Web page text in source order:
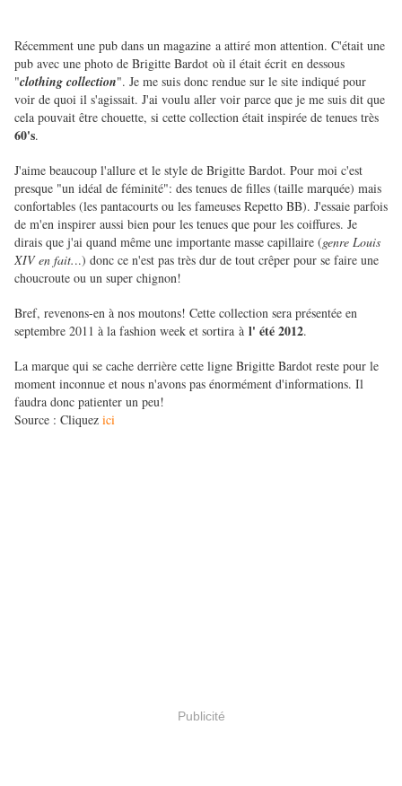
Récemment une pub dans un magazine a attiré mon attention. C'était une
pub avec une photo de Brigitte Bardot où il était écrit en dessous
"clothing collection". Je me suis donc rendue sur le site indiqué pour
voir de quoi il s'agissait. J'ai voulu aller voir parce que je me suis dit que
cela pouvait être chouette, si cette collection était inspirée de tenues très
60's.
J'aime beaucoup l'allure et le style de Brigitte Bardot. Pour moi c'est
presque "un idéal de féminité": des tenues de filles (taille marquée) mais
confortables (les pantacourts ou les fameuses Repetto BB). J'essaie parfois
de m'en inspirer aussi bien pour les tenues que pour les coiffures. Je
dirais que j'ai quand même une importante masse capillaire (genre Louis
XIV en fait...) donc ce n'est pas très dur de tout crêper pour se faire une
choucroute ou un super chignon!
Bref, revenons-en à nos moutons! Cette collection sera présentée en
septembre 2011 à la fashion week et sortira à l' été 2012.
La marque qui se cache derrière cette ligne Brigitte Bardot reste pour le
moment inconnue et nous n'avons pas énormément d'informations. Il
faudra donc patienter un peu!
Source : Cliquez ici
Publicité